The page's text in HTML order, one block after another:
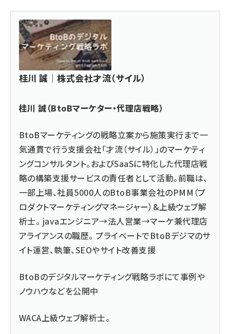
桂川 誠｜株式会社才流（サイル）
桂川 誠（BtoBマーケター・代理店戦略）
BtoBマーケティングの戦略立案から施策実行まで一
気通貫で行う支援会社「才流（サイル） 」のマーケティ
ングコンサルタント。およびSaaSに特化した代理店戦
略の構築支援サービスの責任者として活動。前職は、
一部上場、社員5000人のBtoB事業会社のPMM（プ
ロダクトマーケティングマネージャー）&上級ウェブ解
析士。 javaエンジニア→法人営業→マーケ兼代理店
アライアンスの職歴。 プライベートでBtoBデジマのサ
イト運営、執筆、SEOやサイト改善支援
BtoBのデジタルマーケティング戦略ラボにて事例や
ノウハウなどを公開中
WACA上級ウェブ解析士。